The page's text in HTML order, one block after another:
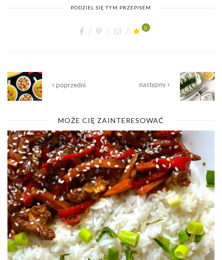
PODZIEL SIĘ TYM PRZEPISEM
0
poprzedni następny
MOŻE CIĘ ZAINTERESOWAĆ